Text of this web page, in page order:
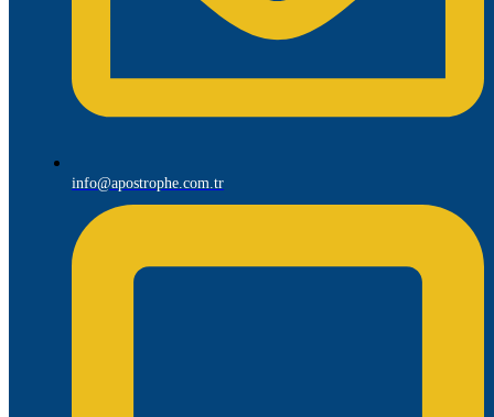
info@apostrophe.com.tr